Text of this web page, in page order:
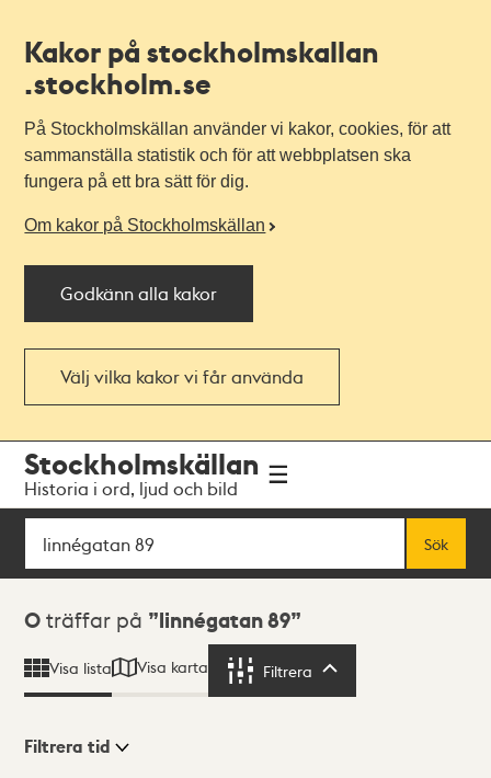
Kakor på stockholmskallan
.stockholm.se
På Stockholmskällan använder vi kakor, cookies, för att
sammanställa statistik och för att webbplatsen ska
fungera på ett bra sätt för dig.
Om kakor på Stockholmskällan
Godkänn alla kakor
Välj vilka kakor vi får använda
navigationen
huvudinnehållet
Stockholmskällan
Historia i ord, ljud och bild
Sök
Sök
Sökresultat
0 träffar på linnégatan 89
Visa lista Visa karta Filtrera
Filtrera tid